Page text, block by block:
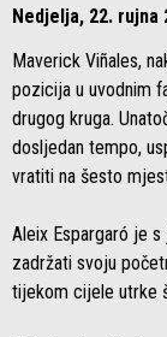
Nedjelja, 22. rujna
Maverick Viñales,
pozicija u uvodnim
drugog kruga.
dosljedan tempo,
vratiti na šesto
Aleix Espargaró je
zadržati svoju
tijekom cijele utrke